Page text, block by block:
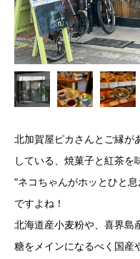
北加賀屋ピカさんとご縁が
している、焼菓子と紅茶を
“ネコちゃんがホッとひと
ですよね！
北海道産小麦粉や、喜界島
糖をメインになるべく国産